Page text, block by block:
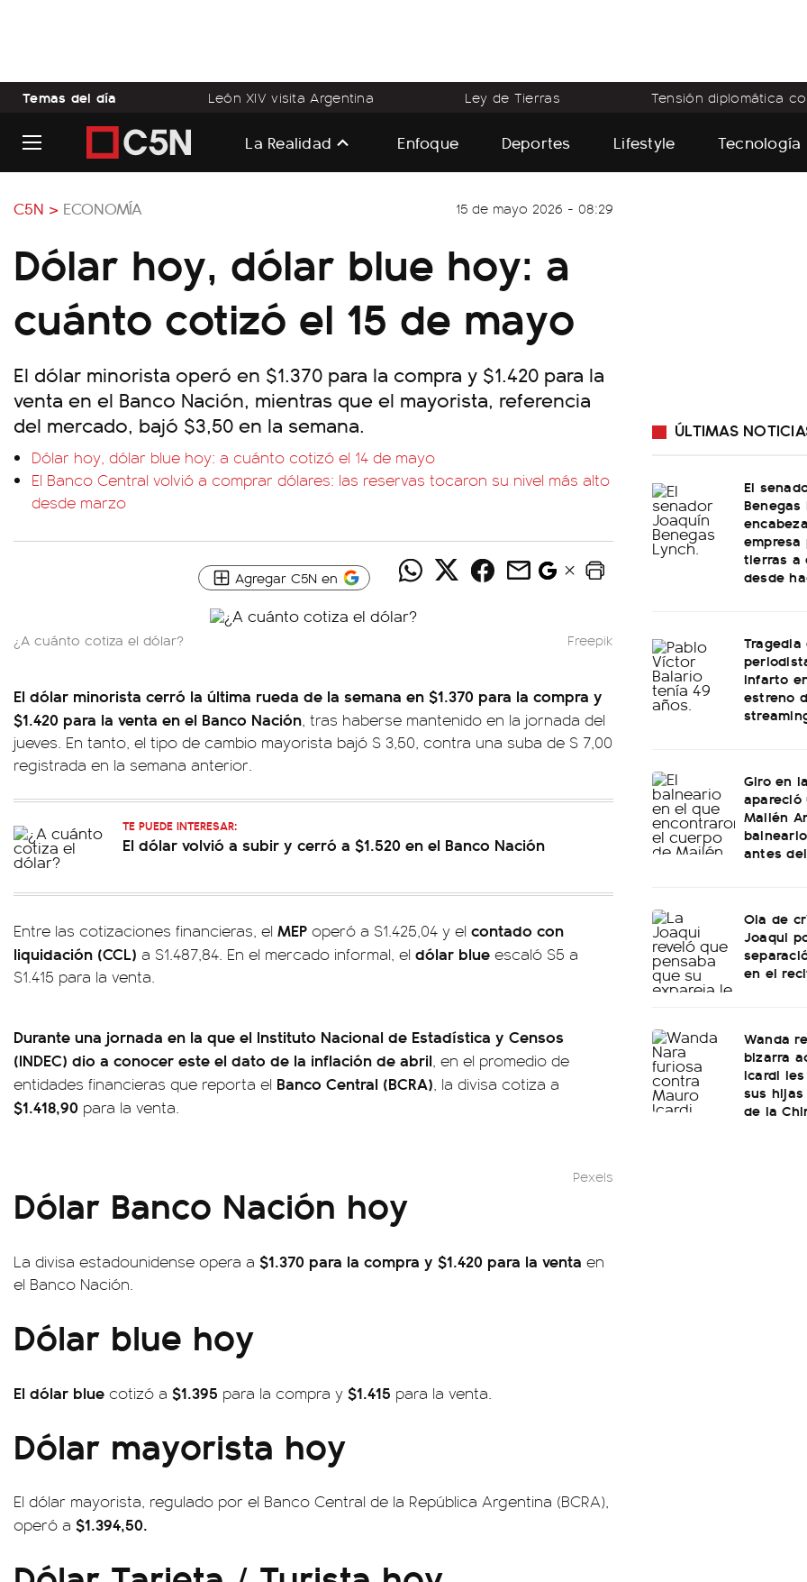
Temas del día León XIV visita Argentina Ley de Tierras Tensión diplomática
La Realidad Enfoque Deportes Lifestyle Tecnología
C5N > ECONOMÍA 15 de mayo 2026 - 08:29
Dólar hoy, dólar blue hoy: a
cuánto cotizó el 15 de mayo
El dólar minorista operó en $1.370 para la compra y $1.420 para la
venta en el Banco Nación, mientras que el mayorista, referencia
del mercado, bajó $3,50 en la semana.
Dólar hoy, dólar blue hoy: a cuánto cotizó el 14 de mayo
El Banco Central volvió a comprar dólares: las reservas tocaron su nivel más alto
desde marzo
Agregar C5N en
¿A cuánto cotiza el dólar? Freepik
El dólar minorista cerró la última rueda de la semana en $1.370 para la compra y
$1.420 para la venta en el Banco Nación, tras haberse mantenido en la jornada del
jueves. En tanto, el tipo de cambio mayorista bajó $ 3,50, contra una suba de $ 7,00
registrada en la semana anterior.
TE PUEDE INTERESAR:
El dólar volvió a subir y cerró a $1.520 en el Banco Nación
Entre las cotizaciones financieras, el MEP operó a $1.425,04 y el contado con
liquidación (CCL) a $1.487,84. En el mercado informal, el dólar blue escaló $5 a
$1.415 para la venta.
Durante una jornada en la que el Instituto Nacional de Estadística y Censos
(INDEC) dio a conocer este el dato de la inflación de abril, en el promedio de
entidades financieras que reporta el Banco Central (BCRA), la divisa cotiza a
$1.418,90 para la venta.
Pexels
Dólar Banco Nación hoy
La divisa estadounidense opera a $1.370 para la compra y $1.420 para la venta en
el Banco Nación.
Dólar blue hoy
El dólar blue cotizó a $1.395 para la compra y $1.415 para la venta.
Dólar mayorista hoy
El dólar mayorista, regulado por el Banco Central de la República Argentina (BCRA),
operó a $1.394,50.
ÚLTIMAS
El
Benegas
empresa
tierras a
desde
infarto
estreno
Giro en
apareció
Mailén
antes
Ola de
Joaqui
en el
Wanda
bizarra
Icardi
sus
de la